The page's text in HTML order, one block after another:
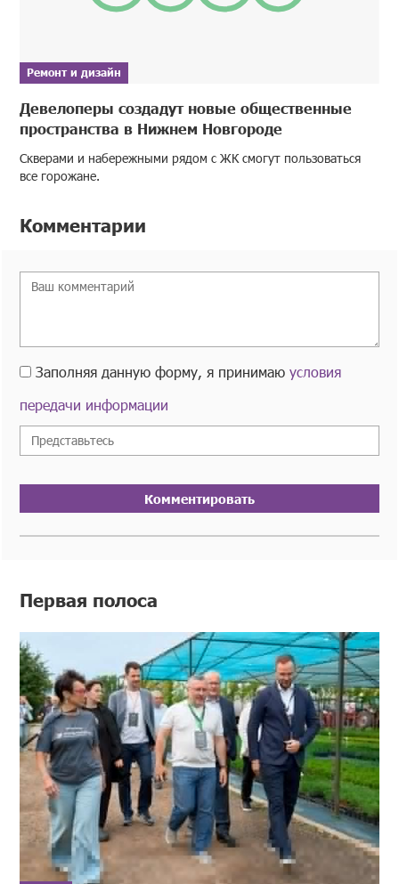
Ремонт и дизайн
Девелоперы создадут новые общественные
пространства в Нижнем Новгороде
Скверами и набережными рядом с ЖК смогут пользоваться
все горожане.
Комментарии
Заполняя данную форму, я принимаюусловия
передачи информации
Комментировать
Первая полоса